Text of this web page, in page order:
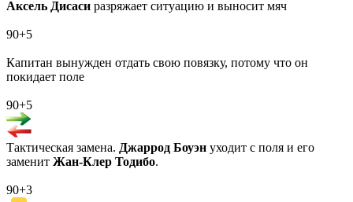
Аксель Дисаси разряжает ситуацию и выносит мяч
90+5
Капитан вынужден отдать свою повязку, потому что он
покидает поле
90+5
Тактическая замена. Джаррод Боуэн уходит с поля и его
заменит Жан-Клер Тодибо.
90+3